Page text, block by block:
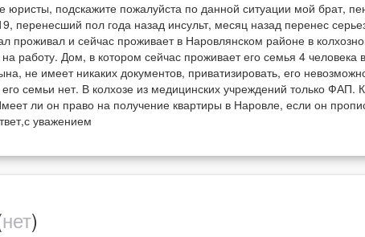
подскажите пожалуйста по данной ситуации мой брат,
перенесший пол года назад инсульт, месяц назад перенес
проживал и сейчас проживает в Наровлянском районе в
работу. Дом, в котором сейчас проживает его семья 4 человека
не имеет никаких документов, приватизировать, его
семьи нет. В колхозе из медицинских учреждений только ФАП.
ли он право на получение квартиры в Наровле, если он
уважением
нет)